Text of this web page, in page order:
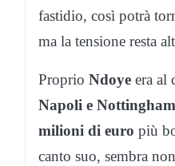
fastidio, così potrà
ma la tensione resta
Proprio Ndoye era al
Napoli e
milioni di euro più
canto suo, sembra